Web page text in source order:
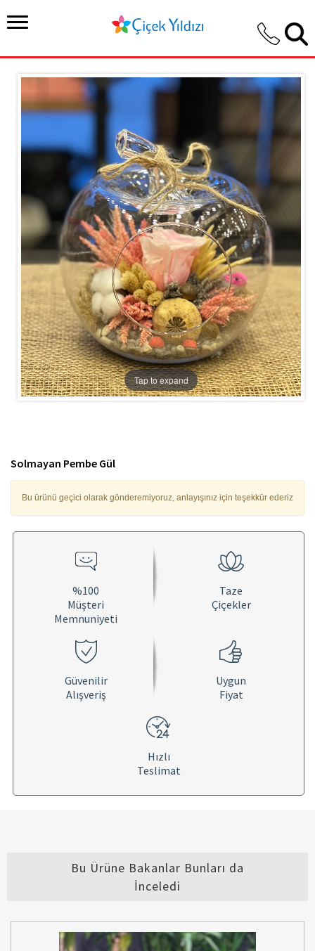
Tap to expand
Solmayan Pembe Gül
Bu ürünü geçici olarak gönderemiyoruz, anlayışınız için teşekkür ederiz
%100
Müşteri
Memnuniyeti
Taze
Çiçekler
Güvenilir
Alışveriş
Uygun
Fiyat
Hızlı
Teslimat
Bu Ürüne Bakanlar Bunları da
İnceledi